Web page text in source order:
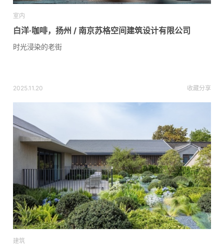
室内
白洋·咖啡，扬州 / 南京苏格空间建筑设计有限公司
时光浸染的老街
2025.11.20 收藏分享
建筑